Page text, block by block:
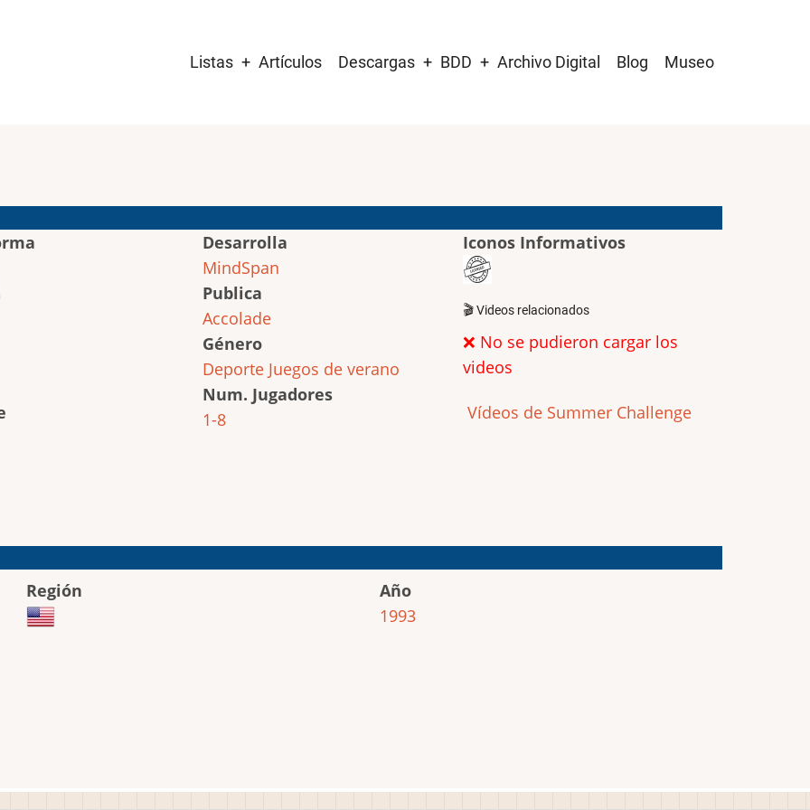
navigation
Listas Artículos Descargas BDD Archivo Digital Blog Museo
Desarrolla
MindSpan
Publica
Accolade
Género
Deporte Juegos de verano
Num. Jugadores
1-8
Iconos Informativos
🎬 Videos relacionados
❌ No se pudieron cargar los
videos
Vídeos de Summer Challenge
Región
Año
1993